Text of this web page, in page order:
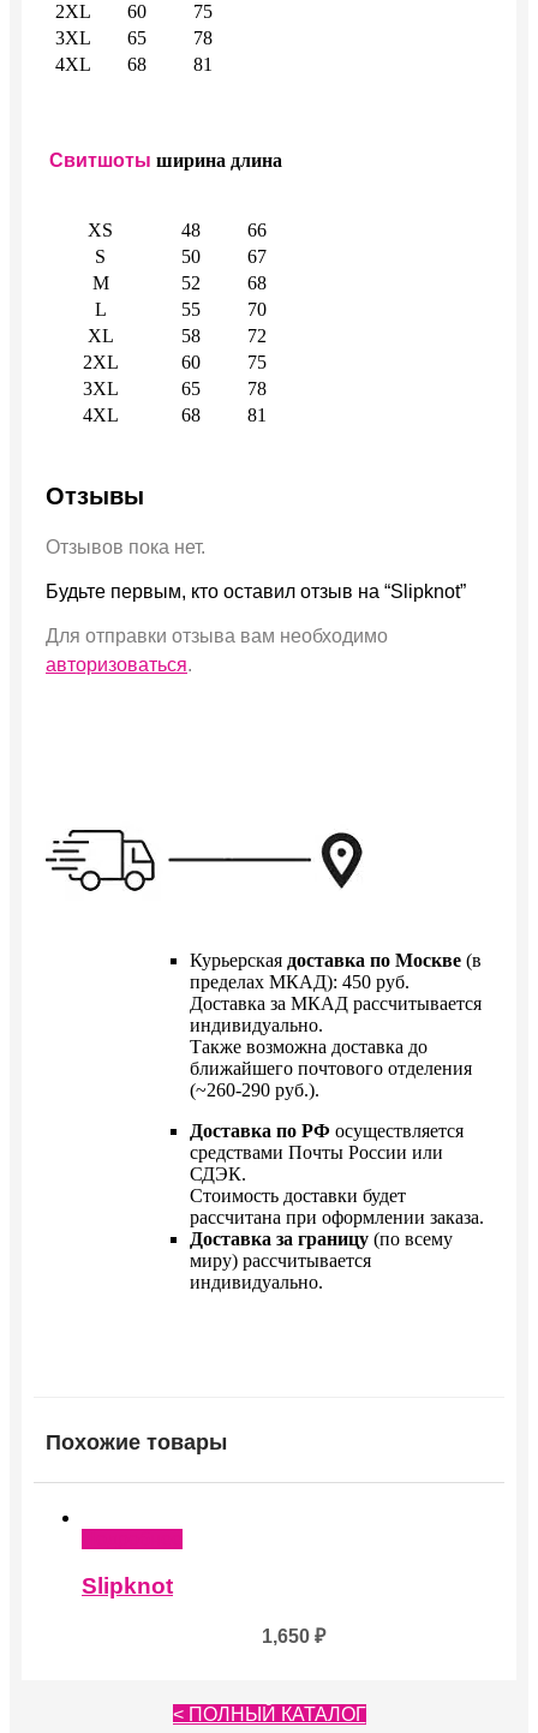
2XL
60
75
3XL
65
78
4XL
68 81
Свитшоты ширина длина
XS 48
66
S
50
67
M
52
68
L
55
70
XL
58
72
2XL
60
75
3XL
65
78
4XL
68 81
Отзывы
Отзывов пока нет.
Будьте первым, кто оставил отзыв на “Slipknot”
Для отправки отзыва вам необходимо
авторизоваться.
Курьерская доставка по Москве (в
пределах МКАД): 450 руб.
Доставка за МКАД рассчитывается
индивидуально.
Также возможна доставка до
ближайшего почтового отделения
(~260-290 руб.).
Доставка по РФ осуществляется
средствами Почты России или
СДЭК.
Стоимость доставки будет
рассчитана при оформлении заказа.
Доставка за границу (по всему
миру) рассчитывается
индивидуально.
Похожие товары
Slipknot
1,650 ₽
< ПОЛНЫЙ КАТАЛОГ